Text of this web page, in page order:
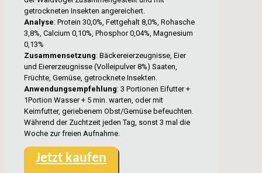
getrockneten Insekten angereichert.
Analyse: Protein 30,0%, Fettgehalt 8,0%, Rohasche
3,8%, Calcium 0,10%, Phosphor 0,04%, Magnesium
0,13%
Zusammensetzung: Bäckereierzeugnisse, Eier
und Eiererzeugnisse (Volleipulver 8%) Saaten,
Früchte, Gemüse, getrocknete Insekten.
Anwendungsempfehlung: 3 Portionen Eifutter +
1Portion Wasser + 5 min. warten, oder mit
Keimfutter, geriebenem Obst/Gemüse befeuchten.
Während der Zuchtzeit jeden Tag, sonst 3 mal die
Woche zur freien Aufnahme.
Jetzt kaufen